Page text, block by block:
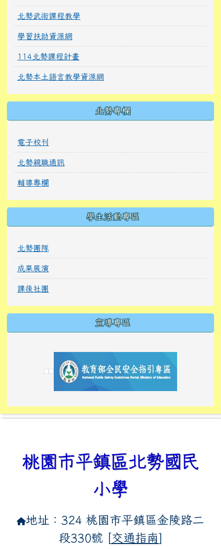
北勢武術課程教學
學習扶助資源網
114北勢課程計畫
北勢本土語言教學資源網
北勢專欄
電子校刊
北勢親職通訊
輔導專欄
學生活動專區
北勢團隊
成果展演
課後社團
宣導專區
link to https://
link to https://10000.gov.tw/
link to https://
link to https://10000.gov.tw/
link to https://
link to https://
link to https://i.win.org.tw/
link to https://
link to https://
link to https://
link to https://
桃園市平鎮區北勢國民
小學
地址：324 桃園市平鎮區金陵路二
段330號 [交通指南]